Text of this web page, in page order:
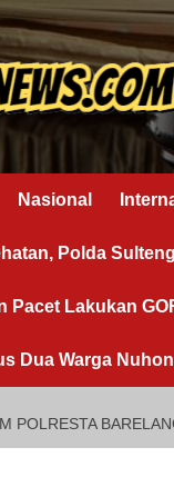
Nasional
Polda
Pacet Lakukan
Dua Warga
POLRESTA